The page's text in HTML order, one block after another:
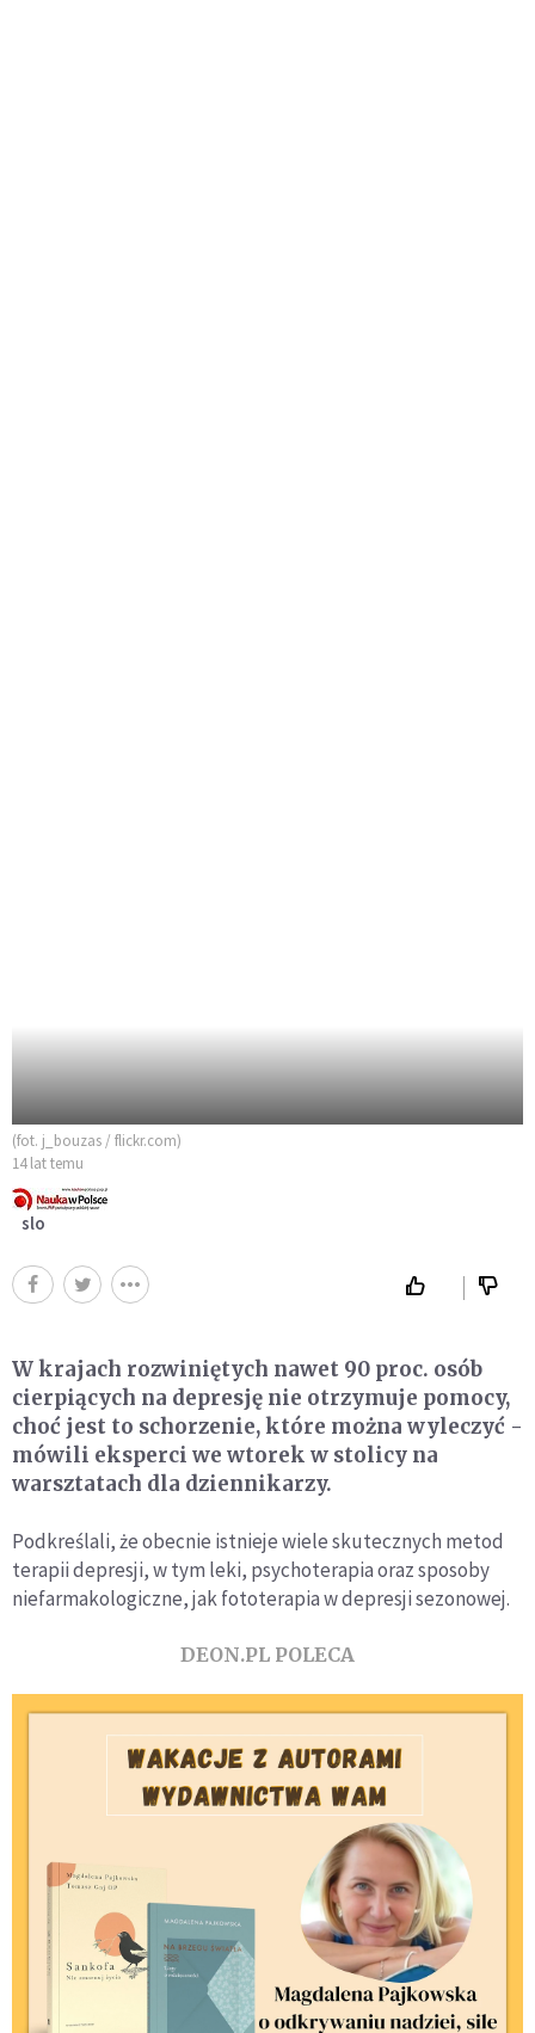
(fot. j_bouzas / flickr.com)
14 lat temu
slo
W krajach rozwiniętych nawet 90 proc. osób
cierpiących na depresję nie otrzymuje pomocy,
choć jest to schorzenie, które można wyleczyć -
mówili eksperci we wtorek w stolicy na
warsztatach dla dziennikarzy.
Podkreślali, że obecnie istnieje wiele skutecznych metod
terapii depresji, w tym leki, psychoterapia oraz sposoby
niefarmakologiczne, jak fototerapia w depresji sezonowej.
DEON.PL POLECA